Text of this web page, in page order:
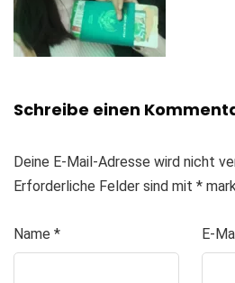
Schreibe einen
Deine E-Mail-Adresse wird nicht
Erforderliche Felder sind mit *
Name * E-